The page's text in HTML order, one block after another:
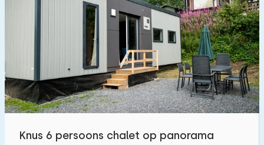
Knus 6 persoons chalet op panorama